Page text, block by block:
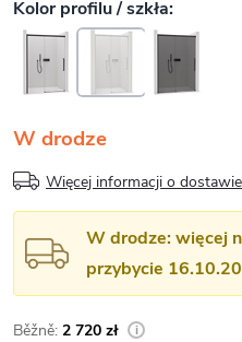
W drodze
Więcej informacji o dostawie
W drodze: więcej
przybycie
2 720 zł